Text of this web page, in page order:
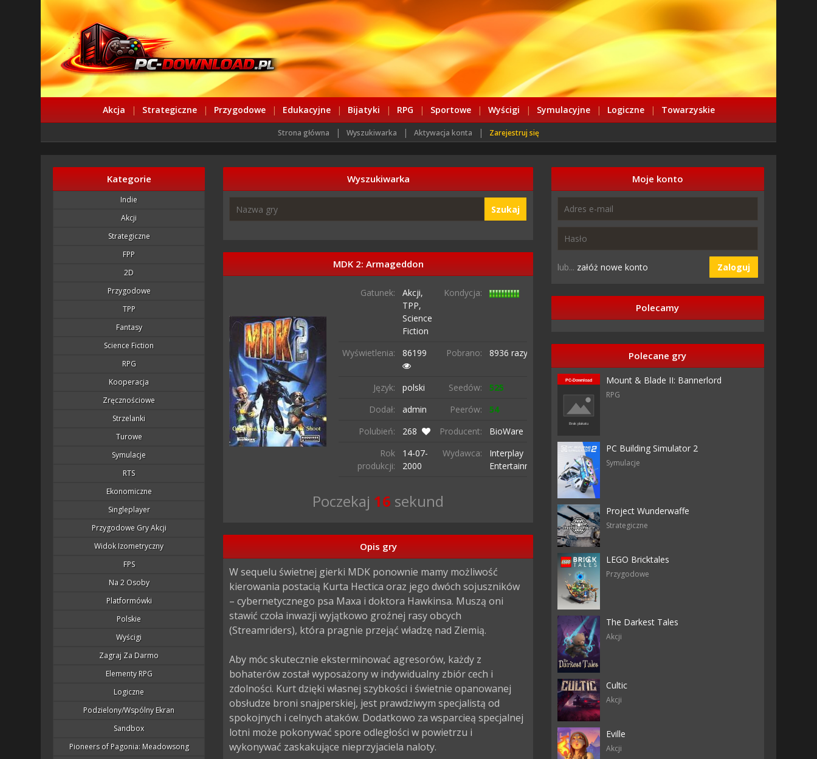
Akcja | Strategiczne | Przygodowe | Edukacyjne | Bijatyki | RPG | Sportowe | Wyścigi | Symulacyjne | Logiczne | Towarzyskie
Strona główna | Wyszukiwarka | Aktywacja konta | Zarejestruj się
Kategorie
Indie
Akcji
Strategiczne
FPP
2D
Przygodowe
TPP
Fantasy
Science Fiction
RPG
Kooperacja
Zręcznościowe
Strzelanki
Turowe
Symulacje
RTS
Ekonomiczne
Singleplayer
Przygodowe Gry Akcji
Widok Izometryczny
FPS
Na 2 Osoby
Platformówki
Polskie
Wyścigi
Zagraj Za Darmo
Elementy RPG
Logiczne
Podzielony/wspólny Ekran
Sandbox
Pioneers of Pagonia: Meadowsong
Wyszukiwarka
Szukaj
MDK 2: Armageddon
Gatunek:
Akcji,
TPP,
Science
Fiction
Kondycja:
Wyświetlenia: 86199 Pobrano: 8936 razy
Język: polski Seedów:
525
Dodał:
admin Peerów:
54
Polubień:
268 Producent:
BioWare
Rok
produkcji:
14-07-
2000
Wydawca:
Interplay
Entertainment
Poczekaj 15 sekund
Opis gry
W sequelu świetnej gierki MDK ponownie mamy możliwość
kierowania postacią Kurta Hectica oraz jego dwóch sojuszników
– cybernetycznego psa Maxa i doktora Hawkinsa. Muszą oni
stawić czoła inwazji wyjątkowo groźnej rasy obcych
(Streamriders), która pragnie przejąć władzę nad Ziemią.
Aby móc skutecznie eksterminować agresorów, każdy z
bohaterów został wyposażony w indywidualny zbiór cech i
zdolności. Kurt dzięki własnej szybkości i świetnie opanowanej
obsłudze broni snajperskiej, jest prawdziwym specjalistą od
spokojnych i celnych ataków. Dodatkowo za wsparcieą specjalnej
lotni może pokonywać spore odległości w powietrzu i
wykonywać zaskakujące nieprzyjaciela naloty.
Moje konto
lub... załóż nowe konto Zaloguj
Polecamy
Polecane gry
Mount & Blade II: Bannerlord
RPG
PC Building Simulator 2
Symulacje
Project Wunderwaffe
Strategiczne
LEGO Bricktales
Przygodowe
The Darkest Tales
Akcji
Cultic
Akcji
Eville
Akcji